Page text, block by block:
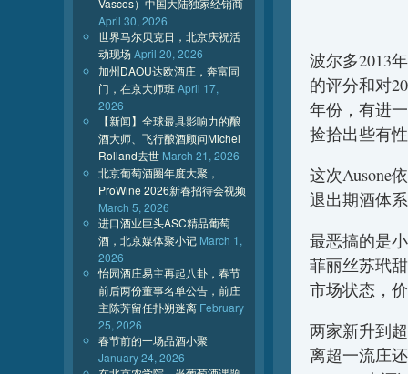
波尔多2013
的评分和对
年份，有进
捡拾出些有
这次Ausone
退出期酒体
最恶搞的是
菲丽丝苏玳
市场状态，
两家新升到
离超一流庄
Vascos）中国大陆独家经销商
April 30, 2026
世界马尔贝克日，北京庆祝活
动现场April 20, 2026
加州DAOU达欧酒庄，奔富同
门，在京大师班 April 17,
2026
【新闻】全球最具影响力的酿
酒大师、飞行酿酒顾问Michel
Rolland去世 March 21, 2026
北京葡萄酒圈年度大聚，
ProWine 2026新春招待会视频
March 5, 2026
进口酒业巨头ASC精品葡萄
酒，北京媒体聚小记 March 1,
2026
怡园酒庄易主再起八卦，春节
前后两份董事名单公告，前庄
主陈芳留任扑朔迷离 February
25, 2026
春节前的一场品酒小聚
January 24, 2026